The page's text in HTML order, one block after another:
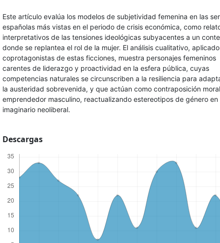
Este artículo evalúa los modelos de subjetividad femenina en las
españolas más vistas en el periodo de crisis económica, como
interpretativos de las tensiones ideológicas subyacentes a un
donde se replantea el rol de la mujer. El análisis cualitativo,
coprotagonistas de estas ficciones, muestra personajes femeninos
carentes de liderazgo y proactividad en la esfera pública, cuyas
competencias naturales se circunscriben a la resiliencia para
la austeridad sobrevenida, y que actúan como contraposición
emprendedor masculino, reactualizando estereotipos de género en
imaginario neoliberal.
Descargas